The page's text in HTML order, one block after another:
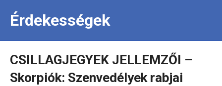
Érdekességek
CSILLAGJEGYEK JELLEMZŐI –
Skorpiók: Szenvedélyek rabjai